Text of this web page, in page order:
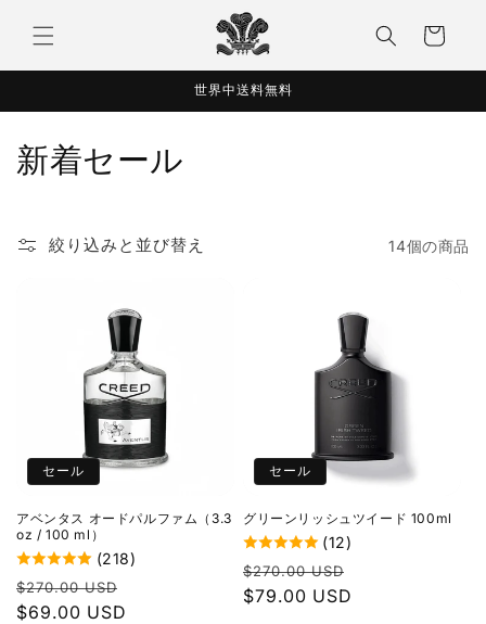
ンツに
進む
ー
世界中送料無料
コ
ク
新着セール
絞り込みと並び替え 14個の商品
セール
アベンタス オードパルファム（3.3
oz / 100 ml）
(218)
通
常
$270.00 USD
$69.00 USD
セール
グリーンリッシュツイード 100ml
(12)
通
常
$270.00 USD
$79.00 USD